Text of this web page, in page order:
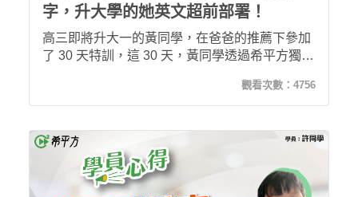
字，升大學的她英文超前部署！
高三即將升大一的黃同學，在爸爸的推薦下參加
了 30 天特訓，這 30 天，黃同學透過希平方獨家
礎，更是大大強化了英文單字量及口說能力！
觀看次數： 4756